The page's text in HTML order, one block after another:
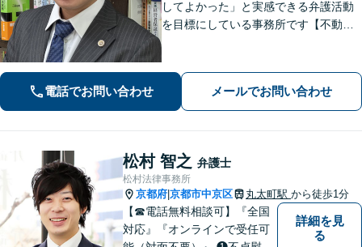
してよかった」と実感できる弁護活動
を目標にしている事務所です【不動
続・遺言】相談者さまに寄り添い、円
滑な相続を目指します
電話でお問い合わせ メールでお問い合わせ
松村 智之 弁護士
松村法律事務所
京都府 京都市中京区 丸太町駅 から徒歩1分
【☎︎電話無料相談可】『全国
対応』『オンラインで受任可
詳細を見
る